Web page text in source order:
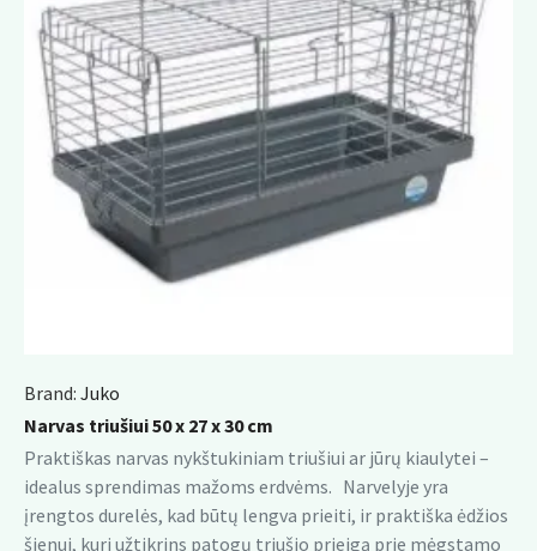
Brand: Juko
Narvas triušiui 50 x 27 x 30 cm
Praktiškas narvas nykštukiniam triušiui ar jūrų kiaulytei –
idealus sprendimas mažoms erdvėms. Narvelyje yra
įrengtos durelės, kad būtų lengva prieiti, ir praktiška ėdžios
šienui, kuri užtikrins patogų triušio prieigą prie mėgstamo